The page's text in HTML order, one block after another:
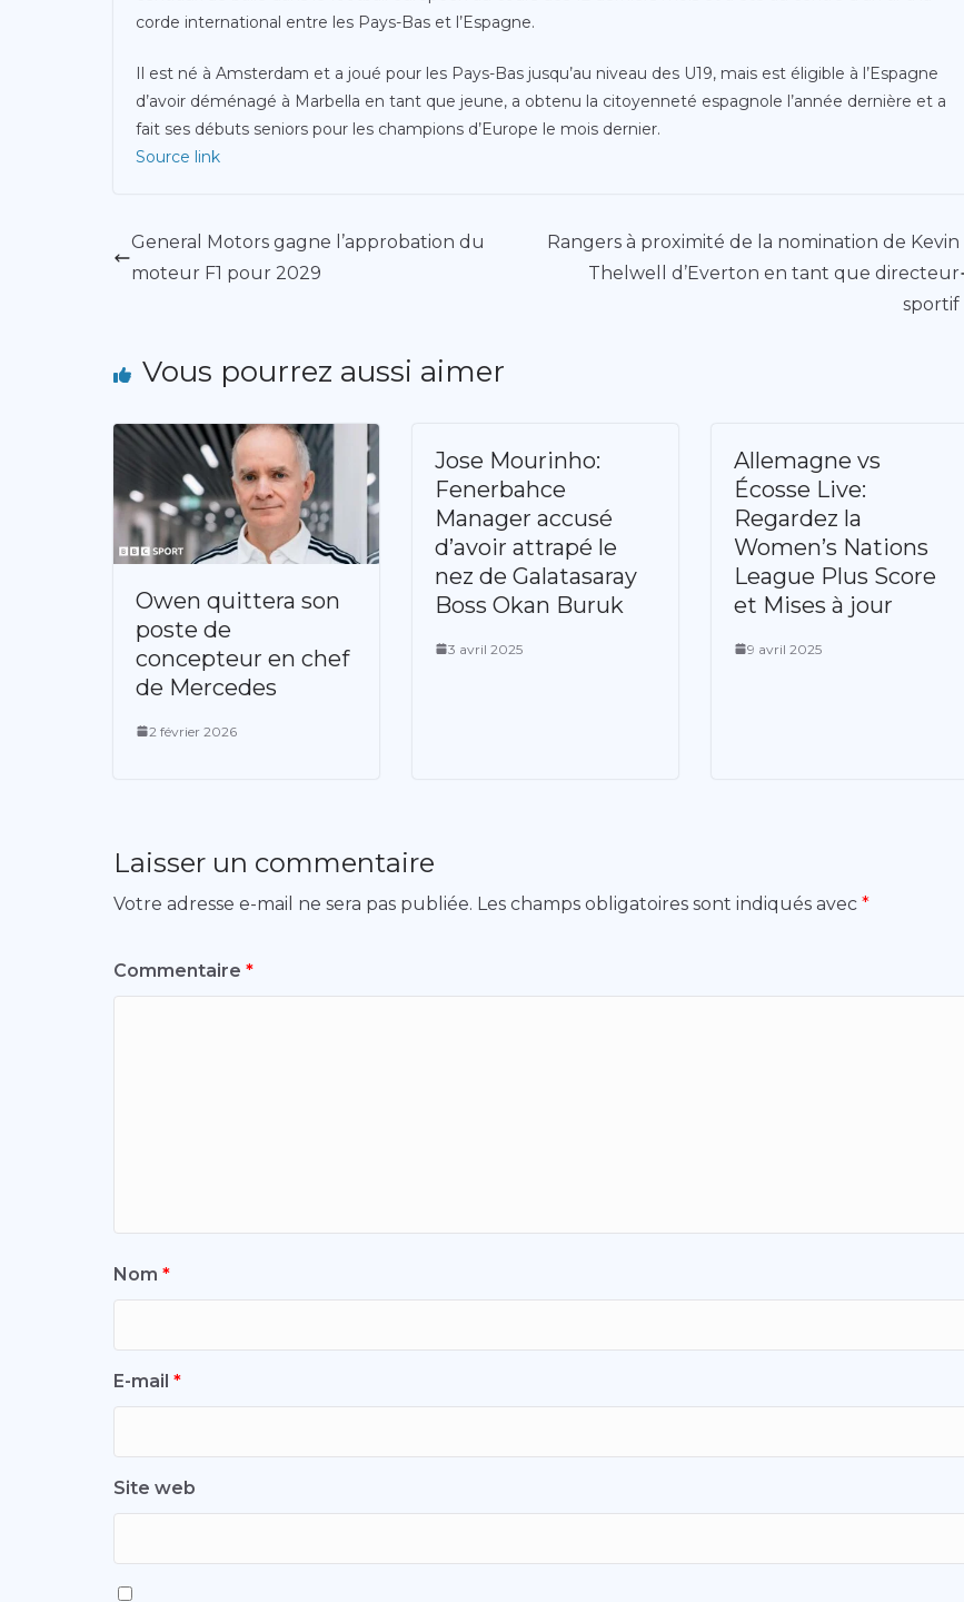
corde international entre les Pays-Bas et l’Espagne.
Il est né à Amsterdam et a joué pour les Pays-Bas jusqu’au niveau des U19, mais est éligible à l’Espagne
d’avoir déménagé à Marbella en tant que jeune, a obtenu la citoyenneté espagnole l’année dernière et a
fait ses débuts seniors pour les champions d’Europe le mois dernier.
Source link
General Motors gagne l’approbation du
moteur F1 pour 2029
Rangers à proximité de la nomination de Kevin
Thelwell d’Everton en tant que directeur
sportif
Vous pourrez aussi aimer
Owen quittera son
poste de
concepteur en chef
de Mercedes
2 février 2026
Jose Mourinho:
Fenerbahce
Manager accusé
d’avoir attrapé le
nez de Galatasaray
Boss Okan Buruk
3 avril 2025
Allemagne vs
Écosse Live:
Regardez la
Women’s Nations
League Plus Score
et Mises à jour
9 avril 2025
Laisser un commentaire
Votre adresse e-mail ne sera pas publiée. Les champs obligatoires sont indiqués avec *
Commentaire *
Nom *
E-mail *
Site web